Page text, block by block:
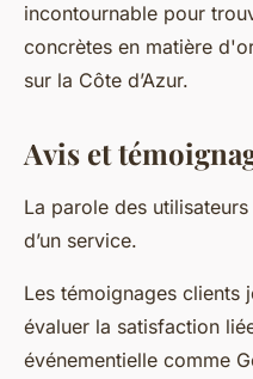
incontournable pour
concrètes en matière
sur la Côte d’Azur.
Avis et
La parole des
d’un service.
Les témoignages clients
évaluer la satisfaction
événementielle comme